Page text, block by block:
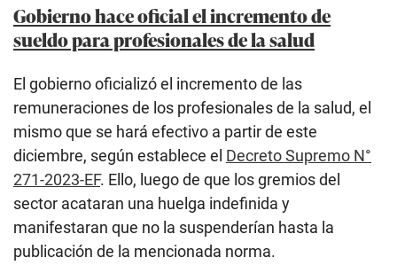
Gobierno hace oficial el incremento de
sueldo para profesionales de la salud
El gobierno oficializó el incremento de las
remuneraciones de los profesionales de la salud, el
mismo que se hará efectivo a partir de este
diciembre, según establece el Decreto Supremo N°
271-2023-EF. Ello, luego de que los gremios del
sector acataran una huelga indefinida y
manifestaran que no la suspenderían hasta la
publicación de la mencionada norma.